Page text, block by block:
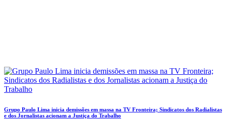
Grupo Paulo Lima inicia demissões em massa na TV Fronteira; Sindicatos dos Radialistas
e dos Jornalistas acionam a Justiça do Trabalho